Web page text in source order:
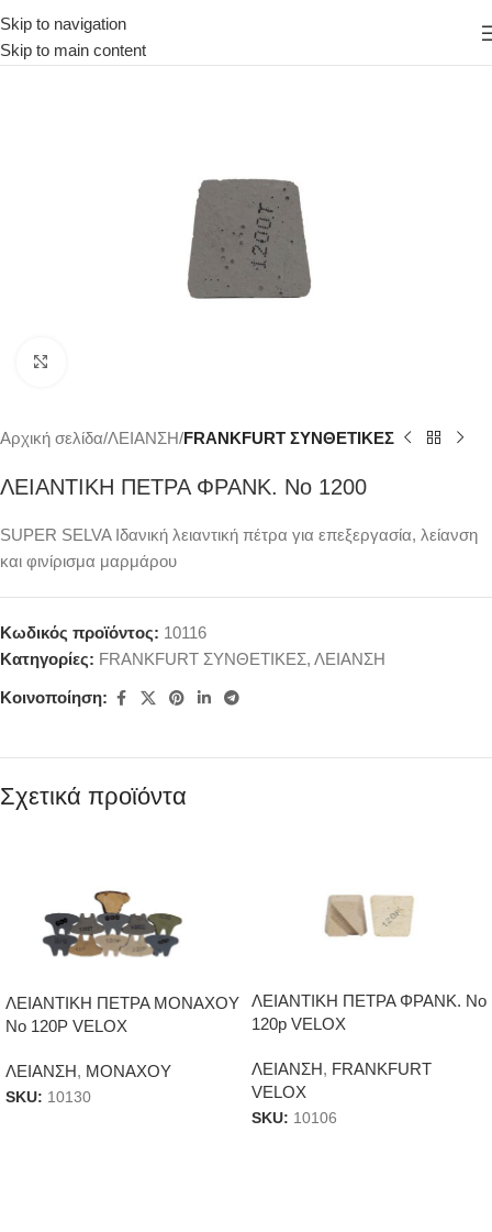
Skip to navigation
Skip to main content
Αρχική σελίδα ΛΕΙΑΝΣΗ FRANKFURT ΣΥΝΘΕΤΙΚΕΣ
ΛΕΙΑΝΤΙΚΗ ΠΕΤΡΑ ΦΡΑΝΚ. Νο 1200
SUPER SELVA Ιδανική λειαντική πέτρα για επεξεργασία, λείανση
και φινίρισμα μαρμάρου
Κωδικός προϊόντος: 10116
Κατηγορίες: FRANKFURT ΣΥΝΘΕΤΙΚΕΣ, ΛΕΙΑΝΣΗ
Κοινοποίηση:
Σχετικά προϊόντα
ΛΕΙΑΝΤΙΚΗ ΠΕΤΡΑ ΜΟΝΑΧΟΥ
Νο 120P VELOX
ΛΕΙΑΝΣΗ, ΜΟΝΑΧΟΥ
SKU: 10130
ΛΕΙΑΝΤΙΚΗ ΠΕΤΡΑ ΦΡΑΝΚ. Νο
120p VELOX
ΛΕΙΑΝΣΗ, FRANKFURT
VELOX
SKU: 10106